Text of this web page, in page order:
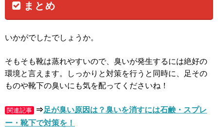
まとめ
いかがでしたでしょうか。
そもそも靴は蒸れやすいので、臭いが発生するには絶好の
環境と言えます。しっかりと対策を行うと同時に、足その
ものや靴下の臭いにも気を配ってくださいね！
関連記事 ⇒足が臭い原因は？臭いを消すには石鹸・スプレ
ー・靴下で対策を！